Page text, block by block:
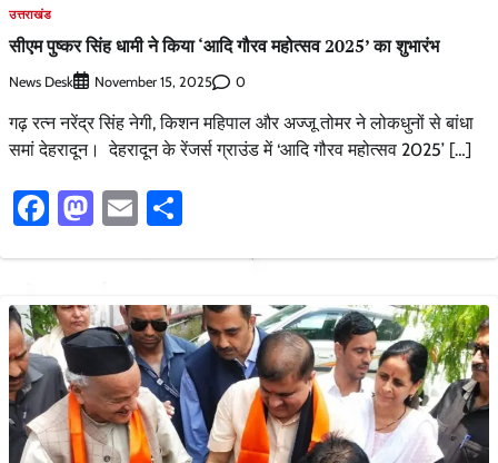
उत्तराखंड
सीएम पुष्कर सिंह धामी ने किया ‘आदि गौरव महोत्सव 2025’ का शुभारंभ
News Desk November 15, 2025 0
गढ़ रत्न नरेंद्र सिंह नेगी, किशन महिपाल और अज्जू तोमर ने लोकधुनों से बांधा
समां देहरादून। देहरादून के रेंजर्स ग्राउंड में ‘आदि गौरव महोत्सव 2025’ […]
Facebook
Mastodon
Email